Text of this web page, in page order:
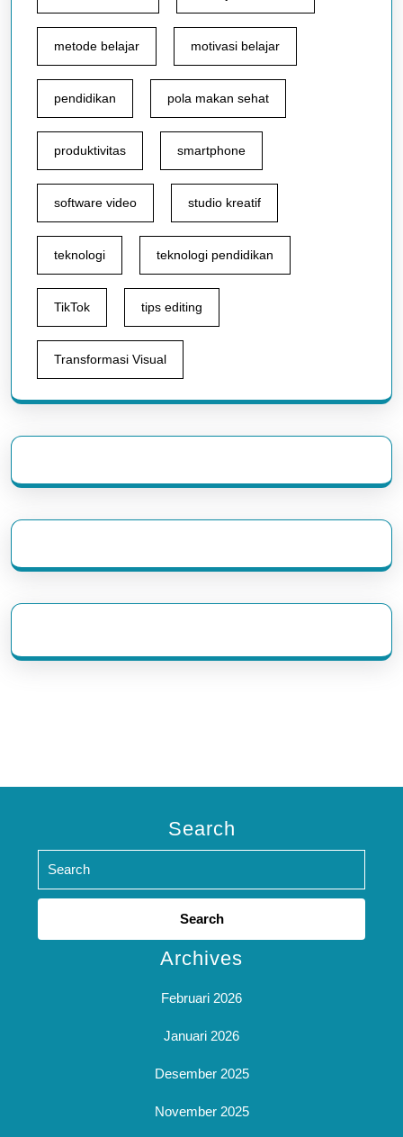
metode belajar motivasi belajar
pendidikan pola makan sehat
produktivitas smartphone
software video studio kreatif
teknologi teknologi pendidikan
TikTok tips editing
Transformasi Visual
Search
Search
Archives
Februari 2026
Januari 2026
Desember 2025
November 2025